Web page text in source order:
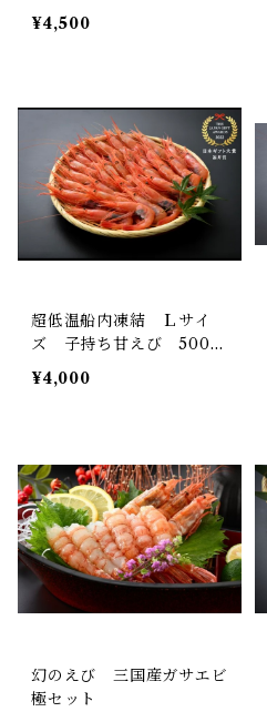
¥4,500
超低温船内凍結 Ｌサイ
ズ 子持ち甘えび 500g
(約30〜40尾)
¥4,000
幻のえび 三国産ガサエビ
極セット